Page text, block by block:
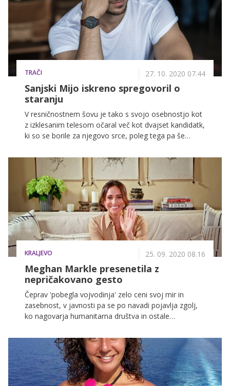
TRAČI 27. 10. 2020 07.44
Sanjski Mijo iskreno spregovoril o
staranju
V resničnostnem šovu je tako s svojo osebnostjo kot
z izklesanim telesom očaral več kot dvajset kandidatk,
ki so se borile za njegovo srce, poleg tega pa še
je njegova zveza s slovensko pevko Nušo Rojs hitro
končala, pa je zdaj sanjski Mijo Matić iskreno
spregovoril tudi o svojem telesu.
KRALJEVO 25. 09. 2020 08.16
Meghan Markle presenetila z
nepričakovano gesto
Čeprav 'pobegla vojvodinja' zelo ceni svoj mir in
zasebnost, v javnosti pa se po navadi pojavlja zgolj,
ko nagovarja humanitarna društva in ostale
teden močno presenetila, ko se je pojavila v finalnem
večeru priljubljenega šova Amerika ima talent. Še bolj
nepričakovan pa je bil vzrok njenega posnetka,
močno jo je namreč ganila življenjska zgodba enega
izmed tekmovalcev.